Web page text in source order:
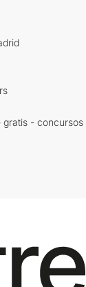
gratis - concursos